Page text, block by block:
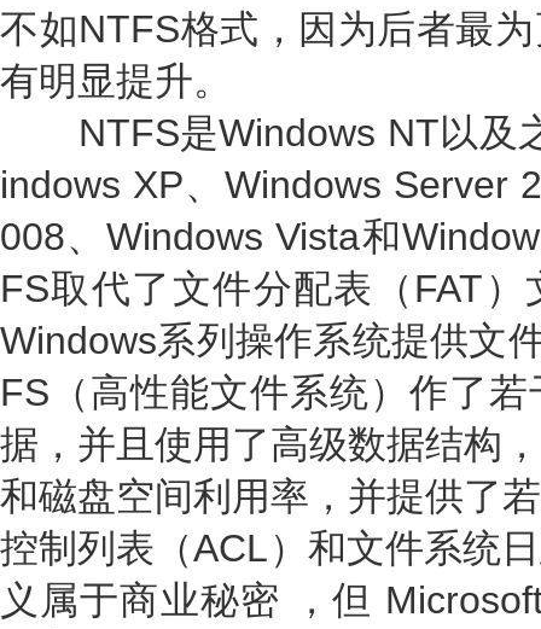
不如NTFS格式，因为后者最
有明显提升。
NTFS是Windows NT以及
indows XP、Windows Server
008、Windows Vista和
FS取代了文件分配表（FAT
Windows系列操作系统提供文
FS（高性能文件系统）作了
据，并且使用了高级数据结构
和磁盘空间利用率，并提供了
控制列表（ACL）和文件系统
义属于商业秘密 ，但